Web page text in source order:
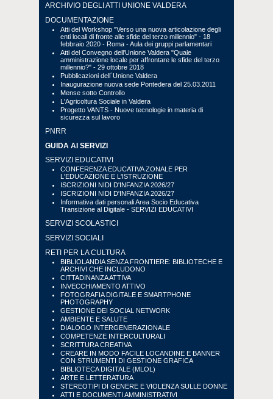
ARCHIVIO DEGLI ATTI UNIONE VALDERA
DOCUMENTAZIONE
Atti del Workshop "Verso una nuova articolazione degli
enti locali di fronte alle sfide del terzo millennio" - 18
febbraio 2020 - Roma - Aula dei gruppi parlamentari
Atti del Convegno dell'Unione Valdera "Quale
amministrazione locale per affrontare le sfide del terzo
millennio?" - 29 ottobre 2018
Pubblicazioni dell´Unione Valdera
Inaugurazione nuova sede Pontedera del 25.03.2011
Mense sotto Controllo
L'Agricoltura Sociale in Valdera
Progetto VANTS - Nuove tecnologie in materia di
sicurezza sul lavoro
PNRR
GUIDA AI SERVIZI
SERVIZI EDUCATIVI
CONFERENZA EDUCATIVA ZONALE PER
L'EDUCAZIONE E L'ISTRUZIONE
ISCRIZIONI NIDI D'INFANZIA 2026/27
ISCRIZIONI NIDI D'INFANZIA 2026/27
Informativa dati personali Area Socio Educativa
Transizione al Digitale - SERVIZI EDUCATIVI
SERVIZI SCOLASTICI
SERVIZI SOCIALI
RETI PER LA CULTURA
BIBLIOLANDIA SENZA FRONTIERE: BIBLIOTECHE E
ARCHIVI CHE INCLUDONO
CITTADINANZA ATTIVA
INVECCHIAMENTO ATTIVO
FOTOGRAFIA DIGITALE E SMARTPHONE
PHOTOGRAPHY
GESTIONE DEI SOCIAL NETWORK
AMBIENTE E SALUTE
DIALOGO INTERGENERAZIONALE
COMPETENZE INTERCULTURALI
SCRITTURA CREATIVA
CREARE IN MODO FACILE LOCANDINE E BANNER
CON STRUMENTI DI GESTIONE GRAFICA
BIBLIOTECA DIGITALE (MLOL)
ARTE E LETTERATURA
STEREOTIPI DI GENERE E VIOLENZA SULLE DONNE
ATTI E DOCUMENTI AMMINISTRATIVI